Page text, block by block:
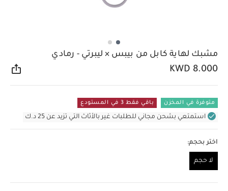
مشبك لهاية كابل من بيبس × ليبرتي - رمادي
KWD 8.000
متوفرة في المخزن باقي فقط 3 في المستودع
استمتعي بشحن مجاني للطلبات غير بالأثاث التي تزيد عن 25 د.ك
اختر بحجم:
لا حجم